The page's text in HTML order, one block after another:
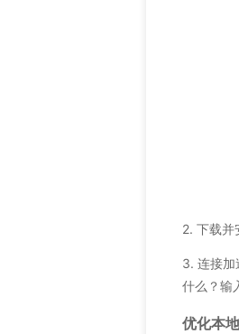
2. 下载并
3. 连接加
什么？输
优化本